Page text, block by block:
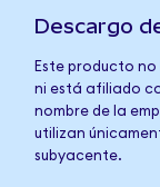
Descargo
Este producto
ni está afiliado
nombre de la
utilizan
subyacente.